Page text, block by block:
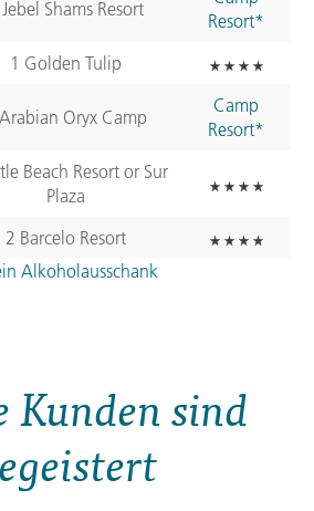
Shams Resort
Resort*
1 Golden Tulip
Oryx Camp
Camp
Resort*
Beach Resort or Sur
Plaza
2 Barcelo Resort
Alkoholausschank
Kunden sind